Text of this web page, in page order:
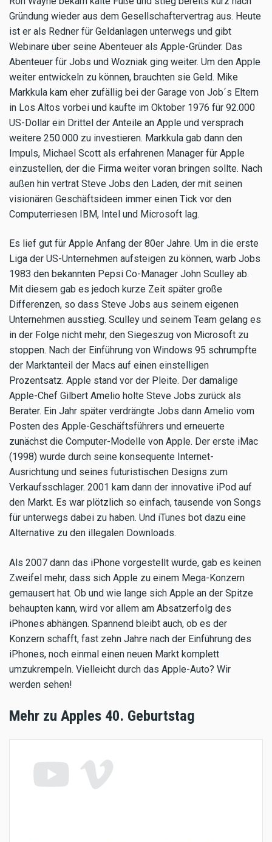
Gründung wieder aus dem Gesellschaftervertrag aus. Heute
ist er als Redner für Geldanlagen unterwegs und gibt
Webinare über seine Abenteuer als Apple-Gründer. Das
Abenteuer für Jobs und Wozniak ging weiter. Um den Apple
weiter entwickeln zu können, brauchten sie Geld. Mike
Markkula kam eher zufällig bei der Garage von Job´s Eltern
in Los Altos vorbei und kaufte im Oktober 1976 für 92.000
US-Dollar ein Drittel der Anteile an Apple und versprach
weitere 250.000 zu investieren. Markkula gab dann den
Impuls, Michael Scott als erfahrenen Manager für Apple
einzustellen, der die Firma weiter voran bringen sollte. Nach
außen hin vertrat Steve Jobs den Laden, der mit seinen
visionären Geschäftsideen immer einen Tick vor den
Computerriesen IBM, Intel und Microsoft lag.
Es lief gut für Apple Anfang der 80er Jahre. Um in die erste
Liga der US-Unternehmen aufsteigen zu können, warb Jobs
1983 den bekannten Pepsi Co-Manager John Sculley ab.
Mit diesem gab es jedoch kurze Zeit später große
Differenzen, so dass Steve Jobs aus seinem eigenen
Unternehmen ausstieg. Sculley und seinem Team gelang es
in der Folge nicht mehr, den Siegeszug von Microsoft zu
stoppen. Nach der Einführung von Windows 95 schrumpfte
der Marktanteil der Macs auf einen einstelligen
Prozentsatz. Apple stand vor der Pleite. Der damalige
Apple-Chef Gilbert Amelio holte Steve Jobs zurück als
Berater. Ein Jahr später verdrängte Jobs dann Amelio vom
Posten des Apple-Geschäftsführers und erneuerte
zunächst die Computer-Modelle von Apple. Der erste iMac
(1998) wurde durch seine konsequente Internet-
Ausrichtung und seines futuristischen Designs zum
Verkaufsschlager. 2001 kam dann der innovative iPod auf
den Markt. Es war plötzlich so einfach, tausende von Songs
für unterwegs dabei zu haben. Und iTunes bot dazu eine
Alternative zu den illegalen Downloads.
Als 2007 dann das iPhone vorgestellt wurde, gab es keinen
Zweifel mehr, dass sich Apple zu einem Mega-Konzern
gemausert hat. Ob und wie lange sich Apple an der Spitze
behaupten kann, wird vor allem am Absatzerfolg des
iPhones abhängen. Spannend bleibt auch, ob es der
Konzern schafft, fast zehn Jahre nach der Einführung des
iPhones, noch einmal einen neuen Markt komplett
umzukrempeln. Vielleicht durch das Apple-Auto? Wir
werden sehen!
Mehr zu Apples 40. Geburtstag